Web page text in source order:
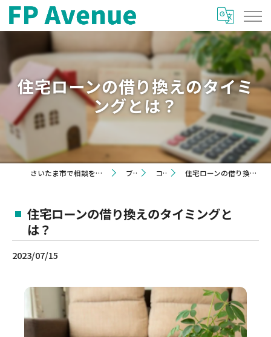
住宅ローンの借り換えのタイミ
ングとは？
さいたま市で相談を希望するならFP Avenue ブログ コラム 住宅ローンの借り換えのタイミングとは？
住宅ローンの借り換えのタイミングと
は？
2023/07/15